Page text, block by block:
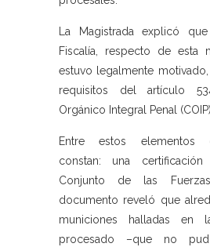
La Magistrada explicó
Fiscalía, respecto de esta
estuvo legalmente
requisitos del artículo
Orgánico Integral Penal
Entre estos elementos
constan: una
Conjunto de las
documento reveló que
municiones halladas en
procesado –que no